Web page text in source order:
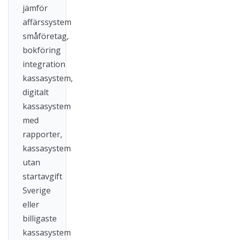
jämför
affärssystem
småföretag,
bokföring
integration
kassasystem,
digitalt
kassasystem
med
rapporter,
kassasystem
utan
startavgift
Sverige
eller
billigaste
kassasystem